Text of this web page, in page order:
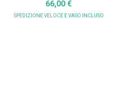
66,00 €
SPEDIZIONE VELOCE E VASO INCLUSO